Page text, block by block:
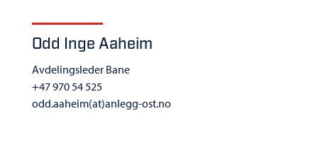
Odd Inge Aaheim
Avdelingsleder Bane
+47 970 54 525
odd.aaheim(at)anlegg-ost.no